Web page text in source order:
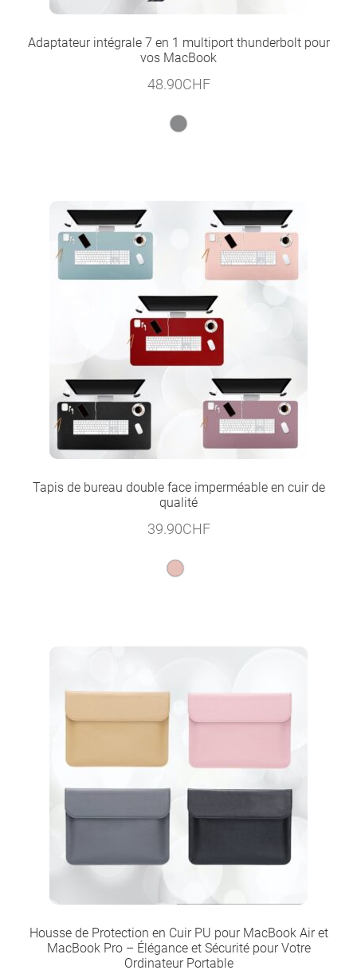
Adaptateur intégrale 7 en 1 multiport thunderbolt pour
vos MacBook
48.90CHF
Tapis de bureau double face imperméable en cuir de
qualité
39.90CHF
Housse de Protection en Cuir PU pour MacBook Air et
MacBook Pro – Élégance et Sécurité pour Votre
Ordinateur Portable